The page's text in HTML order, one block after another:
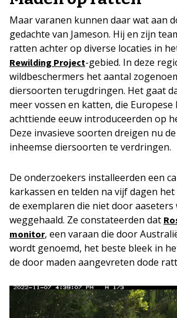
Maar varanen kunnen daar wat aan
gedachte van Jameson. Hij en zijn
ratten achter op diverse locaties in
Rewilding Project-gebied. In deze
wildbeschermers het aantal
diersoorten terugdringen. Het gaat
meer vossen en katten, die
achttiende eeuw introduceerden op
Deze invasieve soorten dreigen nu
inheemse diersoorten te verdringen.
De onderzoekers installeerden een
karkassen en telden na vijf dagen
de exemplaren die niet door aaseters
weggehaald. Ze constateerden dat
monitor, een varaan die door
wordt genoemd, het beste bleek in
de door maden aangevreten dode